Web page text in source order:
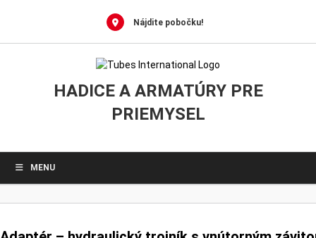
Nájdite pobočku!
HADICE A ARMATÚRY PRE
PRIEMYSEL
MENU